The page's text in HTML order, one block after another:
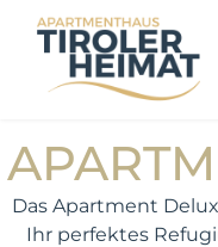
FÜR 2
Das Apartment
Ihr perfektes